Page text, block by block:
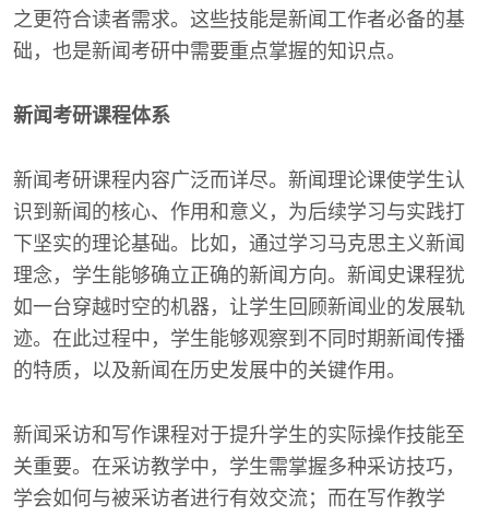
之更符合读者需求。这些技能是新闻工作者必备的基
础，也是新闻考研中需要重点掌握的知识点。
新闻考研课程体系
新闻考研课程内容广泛而详尽。新闻理论课使学生认
识到新闻的核心、作用和意义，为后续学习与实践打
下坚实的理论基础。比如，通过学习马克思主义新闻
理念，学生能够确立正确的新闻方向。新闻史课程犹
如一台穿越时空的机器，让学生回顾新闻业的发展轨
迹。在此过程中，学生能够观察到不同时期新闻传播
的特质，以及新闻在历史发展中的关键作用。
新闻采访和写作课程对于提升学生的实际操作技能至
关重要。在采访教学中，学生需掌握多种采访技巧，
学会如何与被采访者进行有效交流；而在写作教学